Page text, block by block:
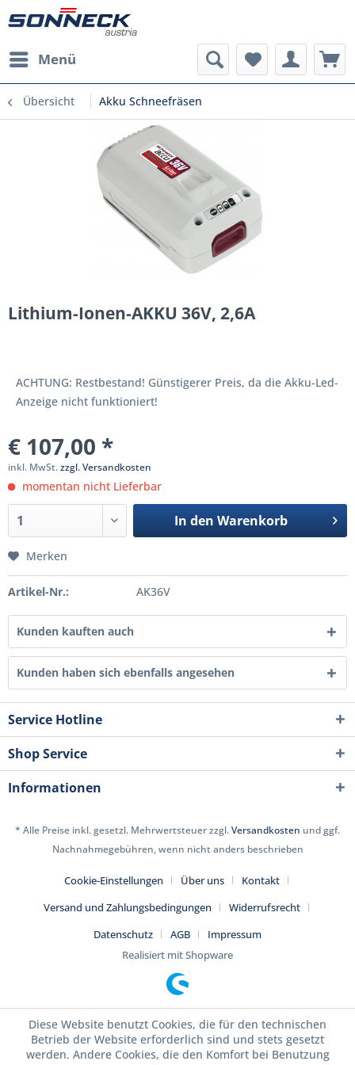
Menü
Übersicht Akku Schneefräsen
Lithium-Ionen-AKKU 36V, 2,6A
ACHTUNG: Restbestand! Günstigerer Preis, da die Akku-Led-
Anzeige nicht funktioniert!
€ 107,00 *
inkl. MwSt.zzgl. Versandkosten
momentan nicht Lieferbar
In den Warenkorb
Merken
Artikel-Nr.: AK36V
Kunden kauften auch
Kunden haben sich ebenfalls angesehen
Service Hotline
Shop Service
Informationen
* Alle Preise inkl. gesetzl. Mehrwertsteuer zzgl.Versandkosten und ggf.
Nachnahmegebühren, wenn nicht anders beschrieben
Cookie-Einstellungen Über uns
Kontakt
Versand und Zahlungsbedingungen
Widerrufsrecht
Datenschutz
AGB
Impressum
Realisiert mit Shopware
Diese Website benutzt Cookies, die für den technischen
Betrieb der Website erforderlich sind und stets gesetzt
werden. Andere Cookies, die den Komfort bei Benutzung